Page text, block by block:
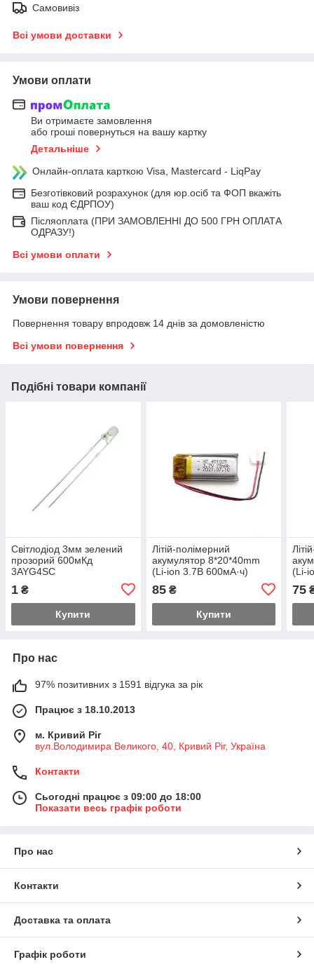
Самовивіз
Всі умови доставки
Умови оплати
Ви отримаєте замовлення
або гроші повернуться на вашу картку
Детальніше
Онлайн-оплата карткою Visa, Mastercard - LiqPay
Безготівковий розрахунок (для юр.осіб та ФОП вкажіть
ваш код ЄДРПОУ)
Післяоплата (ПРИ ЗАМОВЛЕННІ ДО 500 ГРН ОПЛАТА
ОДРАЗУ!)
Всі умови оплати
Умови повернення
Повернення товару впродовж 14 днів за домовленістю
Всі умови повернення
Подібні товари компанії
Світлодіод 3мм зелений
прозорий 600мКд
3AYG4SC
1 ₴
Купити
Літій-полімерний
акумулятор 8*20*40mm
(Li-ion 3.7В 600мА·ч)
85₴
Купити
(Li-
75
Про нас
97% позитивних з 1591 відгука за рік
Працює з 18.10.2013
м. Кривий Ріг
вул.Володимира Великого, 40, Кривий Ріг, Україна
Контакти
Сьогодні працює з 09:00 до 18:00
Показати весь графік роботи
Про нас
Контакти
Доставка та оплата
Графік роботи